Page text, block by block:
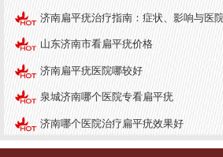
也积极参与各种公益活动，为社
量，展现了良好的医院形象和社
检查与治疗过程
对于扁平疣患者，中研皮肤病医
高效。首先，患者在前台进行挂
行细致的皮肤检查，必要时可进
济南扁平疣治疗指南：症状、影响与医
山东济南市看扁平疣价格
济南扁平疣医院哪较好
泉城济南哪个医院专看扁平疣
济南哪个医院治疗扁平疣效果好